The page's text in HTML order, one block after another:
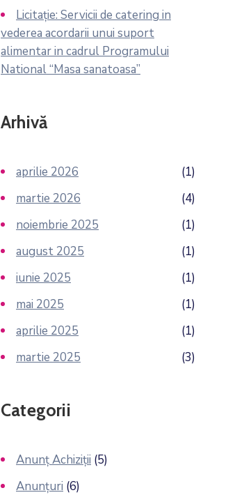
Licitație: Servicii de catering in
vederea acordarii unui suport
alimentar in cadrul Programului
National “Masa sanatoasa”
Arhivă
aprilie 2026
(1)
martie 2026
(4)
noiembrie 2025
(1)
august 2025
(1)
iunie 2025
(1)
mai 2025
(1)
aprilie 2025
(1)
martie 2025
(3)
Categorii
Anunț Achiziții (5)
Anunțuri (6)